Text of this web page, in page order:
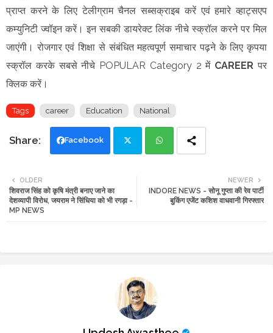
प्राप्त करने के लिए टेलीग्राम चैनल सब्सक्राइब करें एवं हमारे व्हाट्सएप
कम्युनिटी ज्वॉइन करें। इन सबकी डायरेक्ट लिंक नीचे स्क्रॉल करने पर मिल
जाएंगी। रोजगार एवं शिक्षा से संबंधित महत्वपूर्ण समाचार पढ़ने के लिए कृपया
स्क्रॉल करके सबसे नीचे POPULAR Category 2 में CAREERपर
क्लिक करें।
Tags career Education National
Facebook
ats
NEWER
INDORE NEWS - सोनू गुप्ता की रेव पार्टी
बुकिंग एजेंट कशिश वाधवानी गिरफ्तार
OLDER
शिवराज सिंह को कृषि मंत्री बनाए जाने का
देशव्यापी विरोध, जयराम ने सिंधिया को भी रगड़ा -
MP NEWS